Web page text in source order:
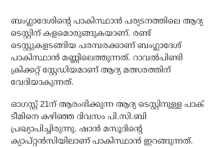
ബംഗ്ലാദേശിന്റെ പാകിസ്ഥാന്‍ പര്യടനത്തിലെ ആദ്യ
ടെസ്റ്റിന് കളമൊരുങ്ങുകയാണ്. രണ്ട്
ടെസ്റ്റുകളടങ്ങിയ പരമ്പരക്കാണ് ബംഗ്ലാദേശ്
പാകിസ്ഥാന്‍ മണ്ണിലെത്തുന്നത്. റാവല്‍പിണ്ടി
ക്രിക്കറ്റ് സ്റ്റേഡിയമാണ് ആദ്യ മത്സരത്തിന്
വേദിയാകുന്നത്.
ഓഗസ്റ്റ് 21ന് ആരംഭിക്കുന്ന ആദ്യ ടെസ്റ്റിനുള്ള പാക്
ടീമിനെ കഴിഞ്ഞ ദിവസം പി.സി.ബി
പ്രഖ്യാപിച്ചിരുന്നു. ഷാന്‍ മസൂദിന്റെ
ക്യാപ്റ്റന്‍സിയിലാണ് പാകിസ്ഥാന്‍ ഇറങ്ങുന്നത്.